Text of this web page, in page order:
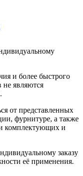
и более быстрого
не являются
от представленных
фурнитуре, а также
комплектующих и
заказу
её применения.